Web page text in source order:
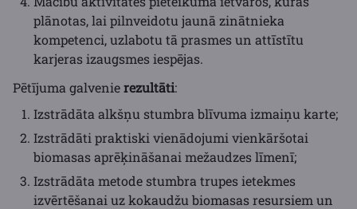
plānotas, lai pilnveidotu jaunā zinātnieka
kompetenci, uzlabotu tā prasmes un attīstītu
karjeras izaugsmes iespējas.
Pētījuma galvenierezultāti:
Izstrādāta alkšņu stumbra blīvuma izmaiņu karte;
Izstrādāti praktiski vienādojumi vienkāršotai
biomasas aprēķināšanai mežaudzes līmenī;
Izstrādāta metode stumbra trupes ietekmes
izvērtēšanai uz kokaudžu biomasas resursiem un